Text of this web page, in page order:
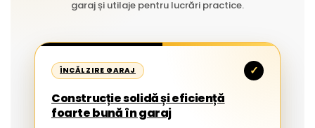
garaj și utilaje pentru lucrări practice.
ÎNCĂLZIRE GARAJ ✓
Construcție solidă și eficiență
foarte bună în garaj